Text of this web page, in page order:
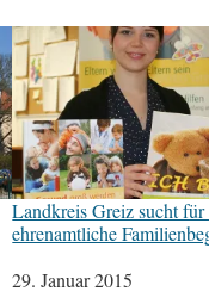
Landkreis Greiz sucht für
ehrenamtliche
Datum
29. Januar 2015